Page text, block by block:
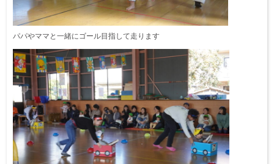
パパやママと一緒にゴール目指して走ります